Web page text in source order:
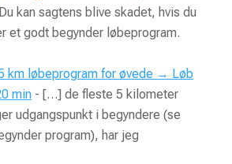
kan sagtens blive skadet, hvis du
et godt begynder løbeprogram.
km løbeprogram for øvede → Løb
min- […] de fleste 5 kilometer
udgangspunkt i begyndere (se
program), har jeg